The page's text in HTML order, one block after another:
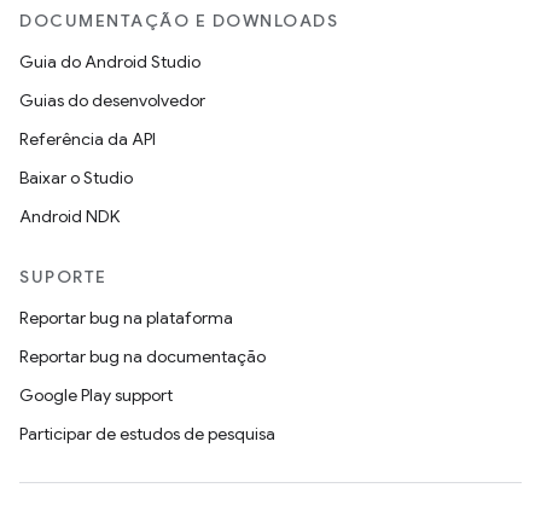
DOCUMENTAÇÃO E DOWNLOADS
Guia do Android Studio
Guias do desenvolvedor
Referência da API
Baixar o Studio
Android NDK
SUPORTE
Reportar bug na plataforma
Reportar bug na documentação
Google Play support
Participar de estudos de pesquisa